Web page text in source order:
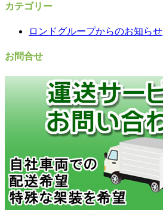
カテゴリー
ロンドグループからのお知らせ
お問合せ